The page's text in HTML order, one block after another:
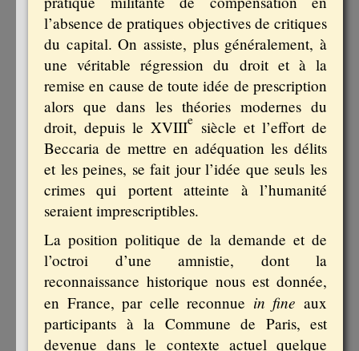
l’absence de pratiques objectives de critiques
du capital. On assiste, plus généralement, à
une véritable régression du droit et à la
remise en cause de toute idée de prescription
alors que dans les théories modernes du
droit, depuis le XVIIIe siècle et l’effort de
Beccaria de mettre en adéquation les délits
et les peines, se fait jour l’idée que seuls les
crimes qui portent atteinte à l’humanité
seraient imprescriptibles.
La position politique de la demande et de
l’octroi d’une amnistie, dont la
reconnaissance historique nous est donnée,
en France, par celle reconnue in fine aux
participants à la Commune de Paris, est
devenue dans le contexte actuel quelque